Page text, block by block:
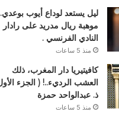
ليل يستعد لوداع أيوب
موهبة ريال مدريد على رادار
النادي الفرنسي .
منذ 5 ساعات
كافيتيريا دار المغرب، ذلك
العشب الرديء..! ( الجزء
ذ. عبدالواحد حمزة
منذ 5 ساعات